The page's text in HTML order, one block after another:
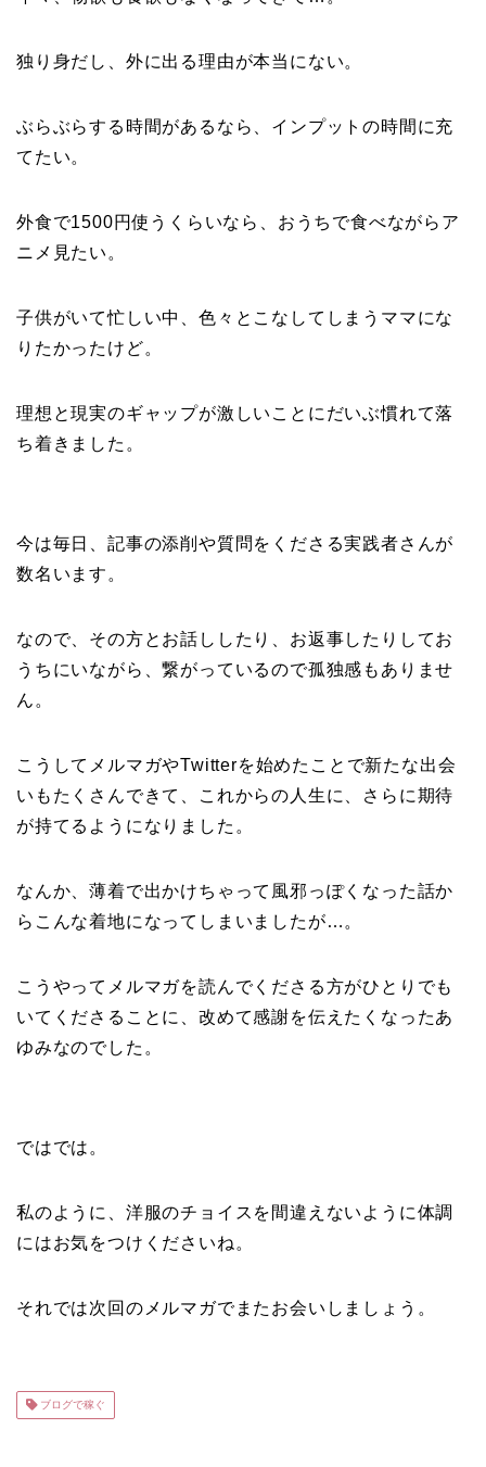
独り身だし、外に出る理由が本当にない。
ぶらぶらする時間があるなら、インプットの時間に充
てたい。
外食で1500円使うくらいなら、おうちで食べながらア
ニメ見たい。
子供がいて忙しい中、色々とこなしてしまうママにな
りたかったけど。
理想と現実のギャップが激しいことにだいぶ慣れて落
ち着きました。
今は毎日、記事の添削や質問をくださる実践者さんが
数名います。
なので、その方とお話ししたり、お返事したりしてお
うちにいながら、繋がっているので孤独感もありませ
ん。
こうしてメルマガやTwitterを始めたことで新たな出会
いもたくさんできて、これからの人生に、さらに期待
が持てるようになりました。
なんか、薄着で出かけちゃって風邪っぽくなった話か
らこんな着地になってしまいましたが…。
こうやってメルマガを読んでくださる方がひとりでも
いてくださることに、改めて感謝を伝えたくなったあ
ゆみなのでした。
ではでは。
私のように、洋服のチョイスを間違えないように体調
にはお気をつけくださいね。
それでは次回のメルマガでまたお会いしましょう。
ブログで稼ぐ